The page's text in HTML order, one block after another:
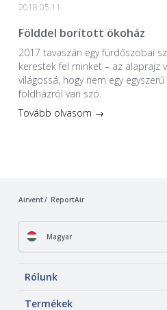
2018.05.11.
Földdel borított ökoház
2017 tavaszán egy fürdőszobai
kerestek fel minket – az alaprajz
világossá, hogy nem egy
földházról van szó.
Tovább olvasom →
Airvent ReportAir
Magyar
Rólunk
Termékek